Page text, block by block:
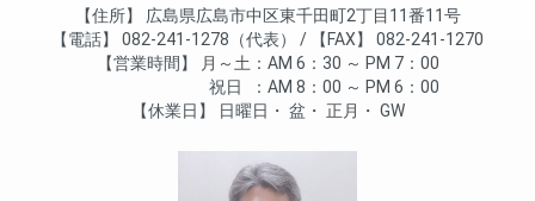
住所
広島県広島市中区東千田町2丁目11番11号
電話
082-241-1278（代表） FAX
082-241-1270
営業時間
月～土
AM 6：30 ～ PM 7：00
祝日
AM 8：00 ～ PM 6：00
休業日
日曜日 盆 正月 GW